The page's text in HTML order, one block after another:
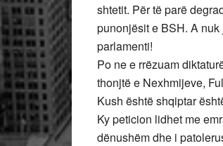
shtetit. Për të parë
punonjësit e BSH. A
parlamenti!
Po ne e rrëzuam
thonjtë e Nexhmijeve,
Kush është shqiptar
Ky peticion lidhet me
dënushëm dhe i